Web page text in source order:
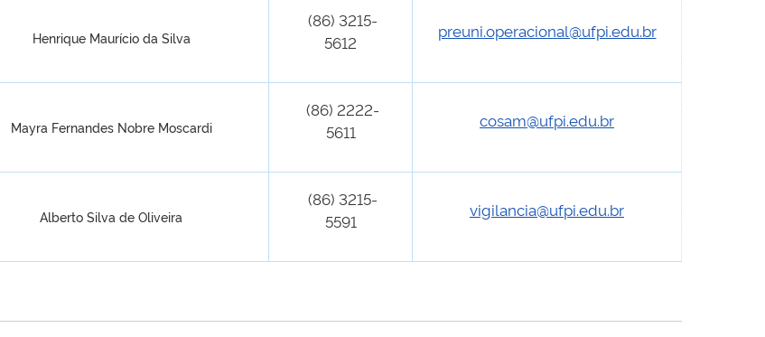
Henrique Maurício da Silva
(86) 3215-
5612
preuni.operacional@ufpi.edu.br
Mayra Fernandes Nobre Moscardi
(86) 2222-
5611
cosam@ufpi.edu.br
Alberto Silva de Oliveira
(86) 3215-
5591
vigilancia@ufpi.edu.br